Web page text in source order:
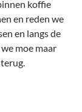
koffie
en reden we
en langs de
moe maar